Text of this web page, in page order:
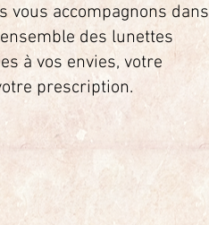
vous accompagnons dans
des lunettes
à vos envies, votre
prescription.